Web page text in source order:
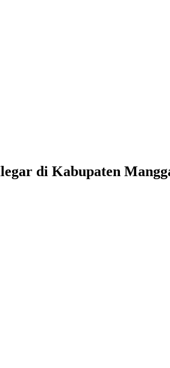
di Kabupaten